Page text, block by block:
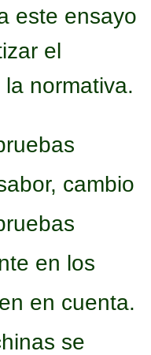
este ensayo
el
normativa.
cambio
en los
en cuenta.
se